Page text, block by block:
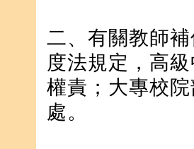
二、有關教師
度法規定，高
權責；大專校
處。